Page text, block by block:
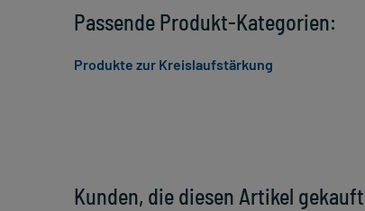
Kunden, die diesen Artikel
Passende Produkt-Kategorien:
Produkte zur Kreislaufstärkung